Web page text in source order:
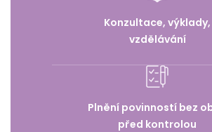
Konzultace, výklady,
vzdělávání
Plnění povinností bez
před kontrolou